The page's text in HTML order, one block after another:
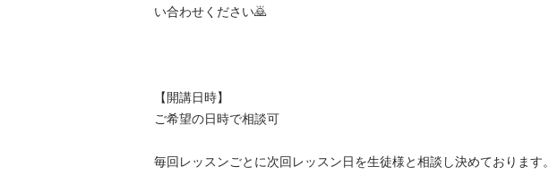
い合わせください🙇
【開講日時】
ご希望の日時で相談可
毎回レッスンごとに次回レッスン日を生徒様と相談し決めております。